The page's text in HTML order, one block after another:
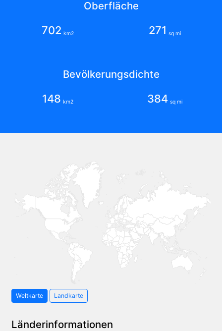
Oberfläche
702 km2 271 sq mi
Bevölkerungsdichte
148 km2 384 sq mi
Weltkarte Landkarte
Länderinformationen